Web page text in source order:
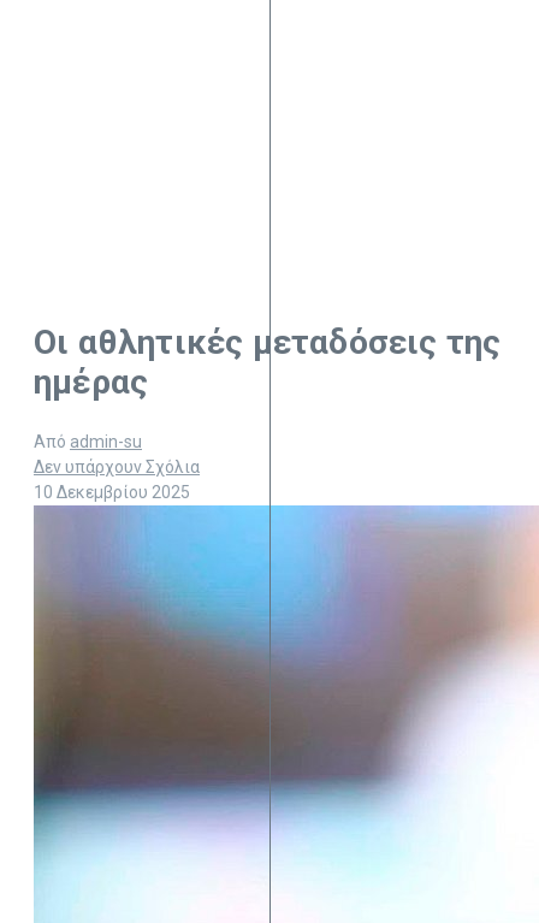
Οι αθλητικές μεταδόσεις της
ημέρας
Από admin-su
Δεν υπάρχουν Σχόλια
10 Δεκεμβρίου 2025